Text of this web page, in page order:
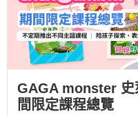
GAGA monster 史
間限定課程總覽